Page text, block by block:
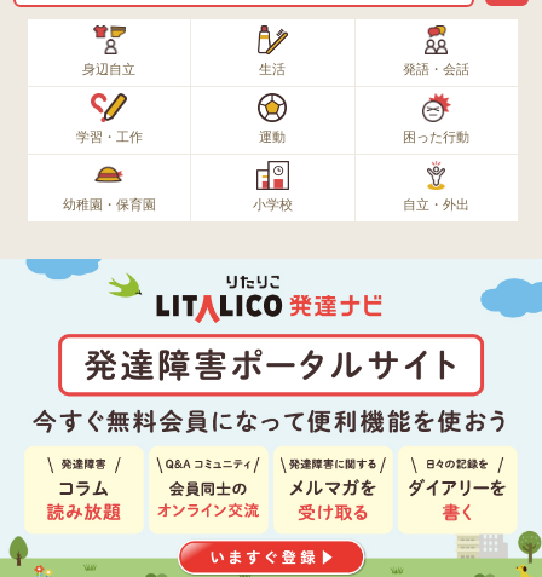
身辺自立 生活 発語・会話
学習・工作 運動 困った行動
幼稚園・保育園 小学校 自立・外出